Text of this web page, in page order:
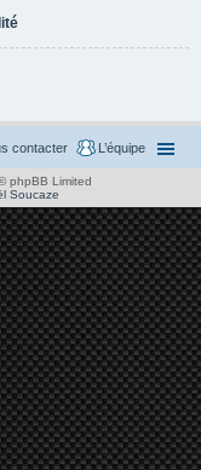
L’équipe
contacter
phpBB Limited
Soucaze